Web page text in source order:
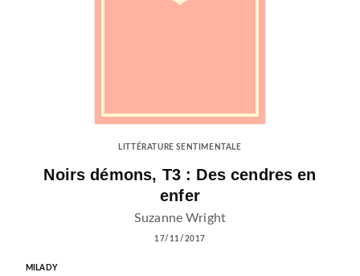
LITTÉRATURE SENTIMENTALE
Noirs démons, T3 : Des cendres en
enfer
Suzanne Wright
17/11/2017
MILADY